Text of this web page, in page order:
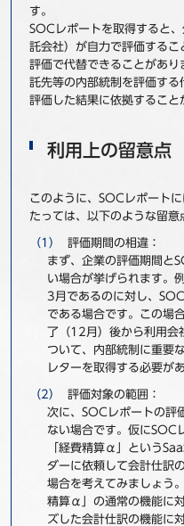
す。
SOCレポートを取得すると
託会社）が自力で評価する
評価で代替できることがあ
託先等の内部統制を評価す
評価した結果に依拠すること
利用上の留意点
このように、SOCレポート
たっては、以下のような留意
評価期間の相違：
まず、企業の評価期間と
い場合が挙げられます。
3月であるのに対し、
である場合です。この場
了（12月）後から利用会
ついて、内部統制に重要
レターを取得する必要が
評価対象の範囲：
次に、SOCレポートの評
ない場合です。仮にSOC
「経費精算α」という
ダーに依頼して会計仕訳
場合を考えてみましょう
精算α」の通常の機能に
ズした会計仕訳の機能に